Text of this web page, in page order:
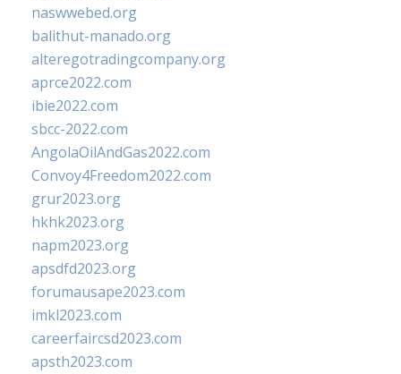
naswwebed.org
balithut-manado.org
alteregotradingcompany.org
aprce2022.com
ibie2022.com
sbcc-2022.com
AngolaOilAndGas2022.com
Convoy4Freedom2022.com
grur2023.org
hkhk2023.org
napm2023.org
apsdfd2023.org
forumausape2023.com
imkl2023.com
careerfaircsd2023.com
apsth2023.com